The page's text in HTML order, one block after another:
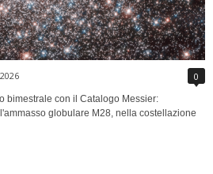
0
bimestrale con il Catalogo Messier:
globulare M28, nella costellazione